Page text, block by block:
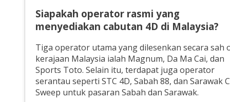
Siapakah operator rasmi yang
menyediakan cabutan 4D di Malaysia?
Tiga operator utama yang dilesenkan secara sah
kerajaan Malaysia ialah Magnum, Da Ma Cai, dan
Sports Toto. Selain itu, terdapat juga operator
serantau seperti STC 4D, Sabah 88, dan Sarawak
Sweep untuk pasaran Sabah dan Sarawak.